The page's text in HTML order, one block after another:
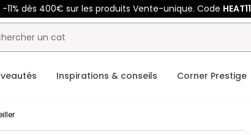
-11% dès 400€ sur les produits Vente-unique. Code HEAT11
Inspirations & conseils Corner Prestige